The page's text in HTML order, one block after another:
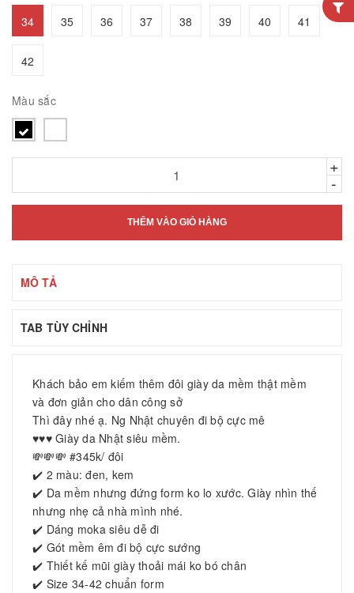
34 35 36 37 38 39 40 41
42
Màu sắc
+
-
THÊM VÀO GIỎ HÀNG
MÔ TẢ
TAB TÙY CHỈNH
Khách bảo em kiếm thêm đôi giày da mềm thật mềm
và đơn giản cho dân công sở
Thì đây nhé ạ. Ng Nhật chuyên đi bộ cực mê
♥️♥️♥️ Giày da Nhật siêu mềm.
💸💸💸 #345k/ đôi
✔️ 2 màu: đen, kem
✔️ Da mềm nhưng đứng form ko lo xước. Giày nhìn thế
nhưng nhẹ cả nhà mình nhé.
✔️ Dáng moka siêu dễ đi
✔️ Gót mềm êm đi bộ cực sướng
✔️ Thiết kế mũi giày thoải mái ko bó chân
✔️ Size 34-42 chuẩn form